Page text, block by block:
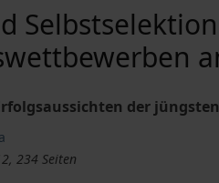
der
234 Seiten